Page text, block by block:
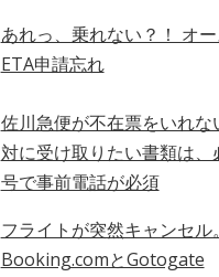
あれっ、乗れない？！ オ
ETA申請忘れ
佐川急便が不在票をいれな
対に受け取りたい書類は、
号で事前電話が必須
フライトが突然キャンセル。
Booking.comとGotogate